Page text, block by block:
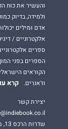
והעשיר את כוח
ולמידה, בדיוק
אדם ומילים
אלקטרוניים /
ספרים
הספרים בפני
הקוראים
וז'אנרים.
קרא
יצירת קשר
שדרות הרכס 13, מודיעין